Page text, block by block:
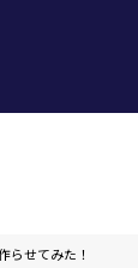
らせてみた！